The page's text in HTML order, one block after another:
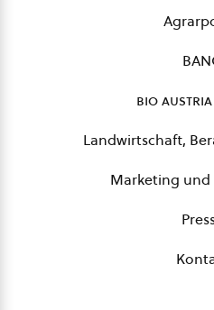
bio austria
Landwirtschaft,
Marketing